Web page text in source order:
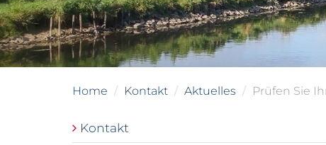
Home Kontakt Aktuelles Prüfen Sie
Kontakt